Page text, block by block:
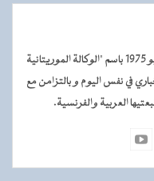
أنشئت الوكالة الموريتانية للأنباء في فاتح يوليو 1975 باسم "الوكالة الموريتانية
في نفس اليوم و بالتزامن مع
العربية والفرنسية.